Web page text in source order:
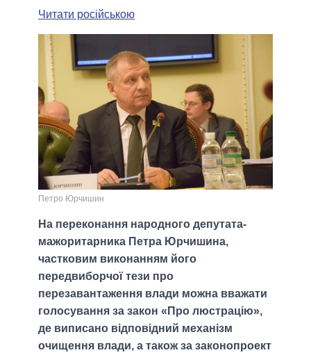
Читати російською
Петро Юрчишин
На переконання народного депутата-
мажоритарника Петра Юрчишина,
частковим виконанням його
передвиборчої тези про
перезавантаження влади можна вважати
голосування за закон «Про люстрацію»,
де виписано відповідний механізм
очищення влади, а також за законопроект